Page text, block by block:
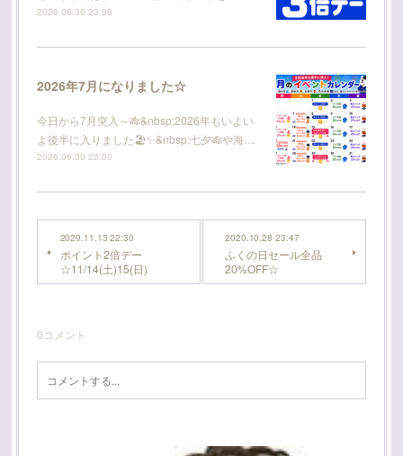
2026.06.30 23:56
2026年7月になりました☆
今日から7月突入～🎋&nbsp;2026年もいよい
よ後半に入りました🏖️✨&nbsp;七夕🎋や海…
2026.06.30 23:00
2020.11.13 22:30
ポイント2倍デー
☆11/14(土)15(日)
2020.10.28 23:47
ふくの日セール全品
20%OFF☆
0コメント